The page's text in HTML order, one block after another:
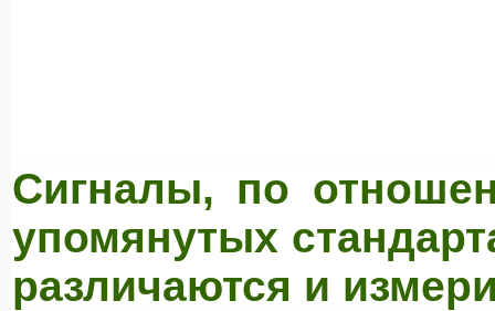
Сигналы, по
упомянутых
различаются и